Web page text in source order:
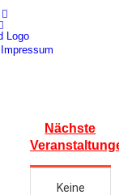
Impressum
Nächste